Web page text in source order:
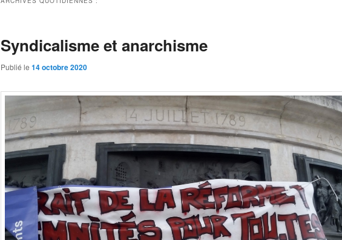
Syndicalisme et anarchisme
Publié le 14 octobre 2020